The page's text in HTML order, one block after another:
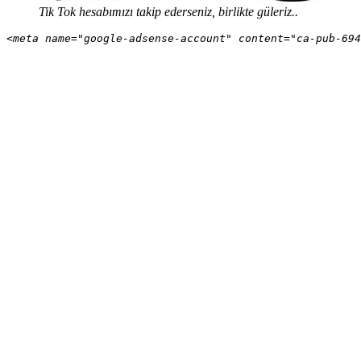
Tik Tok hesabımızı takip ederseniz, birlikte güleriz..
<meta name="google-adsense-account" content="ca-pub-